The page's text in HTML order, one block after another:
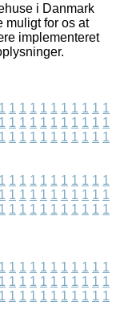
i Danmark
muligt for os at
implementeret
1 1 1 1 1 1 1 1 1 1 1
1 1 1 1 1 1 1 1 1 1 1
1 1 1 1 1 1 1 1 1 1 1
1 1 1 1 1 1 1 1 1 1 1
1 1 1 1 1 1 1 1 1 1 1
1 1 1 1 1 1 1 1 1 1 1
1 1 1 1 1 1 1 1 1 1 1
1 1 1 1 1 1 1 1 1 1 1
1 1 1 1 1 1 1 1 1 1 1